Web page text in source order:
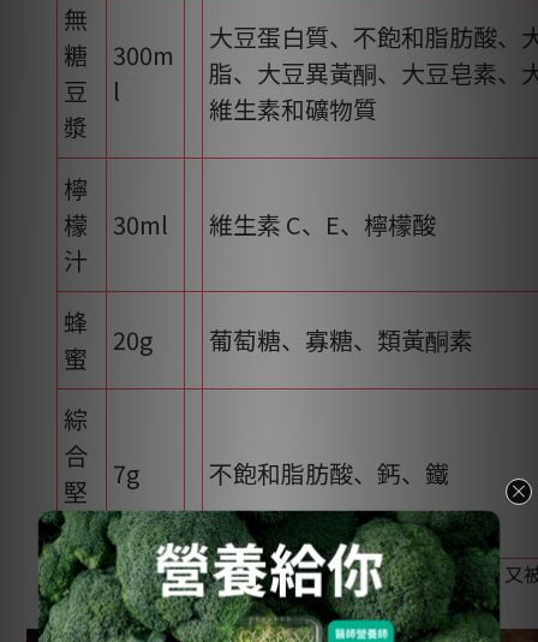
無
糖
豆
漿
300m
l
大豆蛋白質、不飽和脂肪酸、
脂、大豆異黃酮、大豆皂素、
維生素和礦物質
檸
檬
汁
30ml 維生素 C、E、檸檬酸
蜂
蜜
20g 葡萄糖、寡糖、類黃酮素
綜
合
堅
果
7g 不飽和脂肪酸、鈣、鐵
供應人數：2人份 (※維生素，由英文 Vitamin 直譯，又
稱為維他命，在營養學上以維生素為正式稱呼)